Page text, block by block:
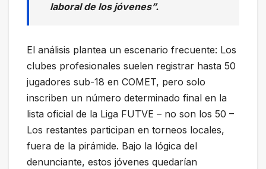
laboral de los jóvenes”.
El análisis plantea un escenario frecuente: Los
clubes profesionales suelen registrar hasta 50
jugadores sub-18 en COMET, pero solo
inscriben un número determinado final en la
lista oficial de la Liga FUTVE – no son los 50 –
Los restantes participan en torneos locales,
fuera de la pirámide. Bajo la lógica del
denunciante, estos jóvenes quedarían